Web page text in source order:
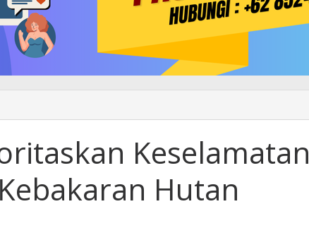
Keselamatan
Hutan